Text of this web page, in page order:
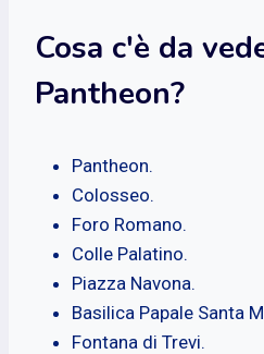
Cosa c'è da
Pantheon?
Pantheon.
Colosseo.
Foro Romano.
Colle Palatino.
Piazza Navona.
Basilica Papale Santa
Fontana di Trevi.